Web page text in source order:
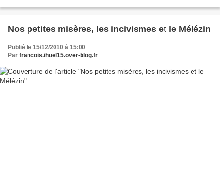
Nos petites misères, les incivismes et le Mélézin
Publié le 15/12/2010 à 15:00
Par francois.ihuel15.over-blog.fr